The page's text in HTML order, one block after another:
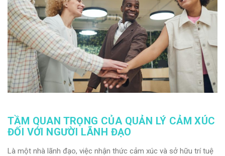
TẦM QUAN TRỌNG CỦA QUẢN LÝ CẢM XÚC
ĐỐI VỚI NGƯỜI LÃNH ĐẠO
Là một nhà lãnh đạo, việc nhận thức cảm xúc và sở hữu trí tuệ